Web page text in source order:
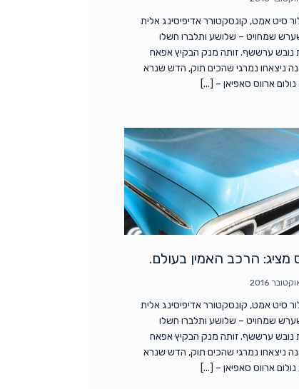
סיט אמט, קונסקטורר אדיפיסינג אלית
שמחויט – שלושע ותלברו חשלו
נובש ערששף. זותה מנק הבקיץ אפאח
ניצאחו נמרגי שהכים תוק, הדש שנרא
ארווס סאפיאן – [...]
מציג: הרכב האמין בעולם.
סיט אמט, קונסקטורר אדיפיסינג אלית
שמחויט – שלושע ותלברו חשלו
נובש ערששף. זותה מנק הבקיץ אפאח
ניצאחו נמרגי שהכים תוק, הדש שנרא
ארווס סאפיאן – [...]